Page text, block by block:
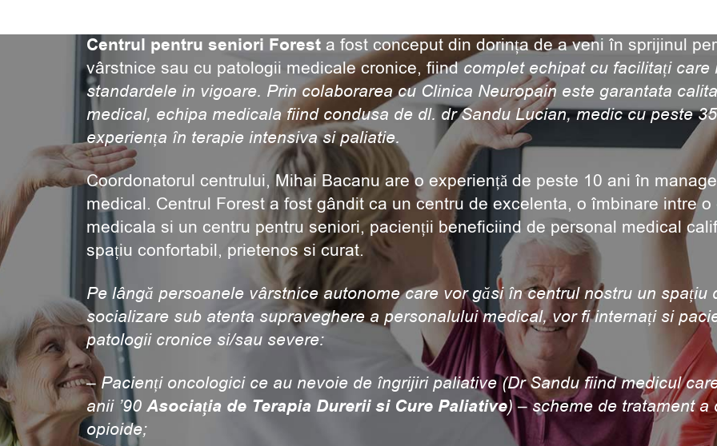
Centrul pentru seniori Forest a fost conceput din dorința de a veni în sprijinul
vârstnice sau cu patologii medicale cronice, fiindcomplet echipat cu facilitați care
standardele in vigoare. Prin colaborarea cu Clinica Neuropain este garantata
medical, echipa medicala fiind condusa de dl. dr Sandu Lucian, medic cu peste
experiența în terapie intensiva si paliatie.
Coordonatorul centrului, Mihai Bacanu are o experiență de peste 10 ani în
medical. Centrul Forest a fost gândit ca un centru de excelenta, o îmbinare intre o
medicala si un centru pentru seniori, pacienții beneficiind de personal medical
spațiu confortabil, prietenos si curat.
Pe lângă persoanele vârstnice autonome care vor găsi în centrul nostru un spațiu
socializare sub atenta supraveghere a personalului medical, vor fi internați si
patologii cronice si/sau severe:
– Pacienți oncologici ce au nevoie de îngrijiri paliative (Dr Sandu fiind medicul
anii ’90 Asociația de Terapia Durerii si Cure Paliative) – scheme de tratament a
opioide;